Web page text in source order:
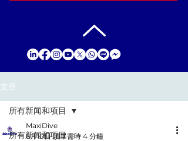
文章
所有新闻和项目
所有新闻和项目
MaxiDive
6月10日 讀畢需時 4 分鐘